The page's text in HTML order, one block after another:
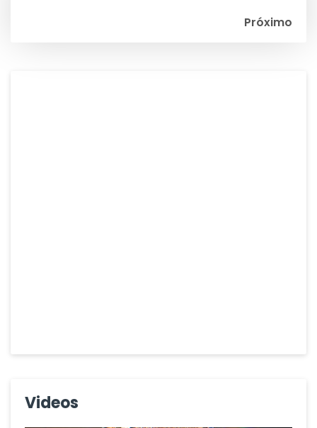
Próximo
Videos